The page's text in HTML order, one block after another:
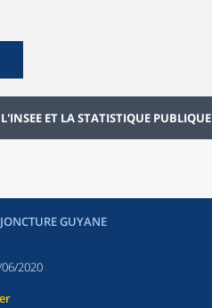
L'INSEE ET LA STATISTIQUE PUBLIQUE
GUYANE
2020